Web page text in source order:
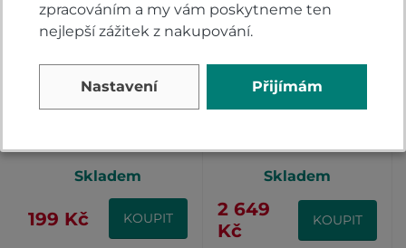
Memo Roll Up Cable
lanko 90 cm
Skladem
199 Kč KOUPIT
Kotva do podlahy
GRANIT
Skladem
2 649
Kč
KOUPIT
zpracováním a my vám poskytneme ten
nejlepší zážitek z nakupování.
Nastavení Přijímám